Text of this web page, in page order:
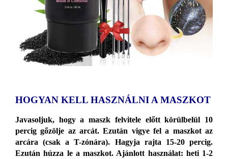
HOGYAN KELL HASZNÁLNI A MASZKOT
Javasoljuk, hogy a maszk felvitele előtt körülbelül 10
percig gőzölje az arcát. Ezután vigye fel a maszkot az
arcára (csak a T-zónára). Hagyja rajta 15-20 percig.
Ezután húzza le a maszkot. Ajánlott használat: heti 1-2